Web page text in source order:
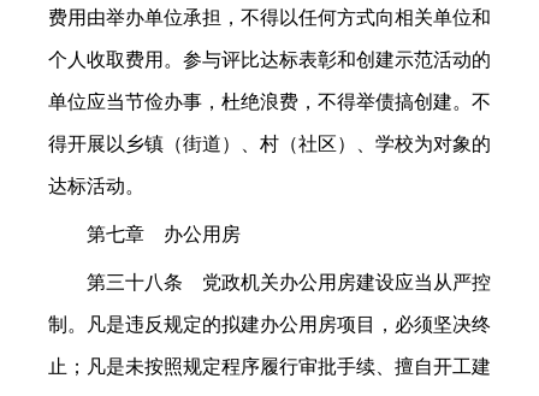
费用由举办单位承担，不得以任何方式向相关单位和
个人收取费用。参与评比达标表彰和创建示范活动的
单位应当节俭办事，杜绝浪费，不得举债搞创建。不
得开展以乡镇（街道）、村（社区）、学校为对象的
达标活动。
第七章 办公用房
第三十八条 党政机关办公用房建设应当从严控
制。凡是违反规定的拟建办公用房项目，必须坚决终
止；凡是未按照规定程序履行审批手续、擅自开工建